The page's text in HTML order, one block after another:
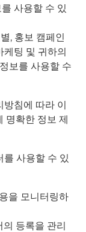
사용할 수 있
, 홍보 캠페인
케팅 및 귀하의
보를 사용할 수
방침에 따라 이
명확한 정보 제
사용할 수 있
을 모니터링하
등록을 관리